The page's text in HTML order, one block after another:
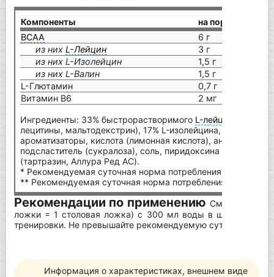
Компоненты
на порцию (9 г)
BCAA
6 г
из нихL-Лейцин
3 г
из них L-Изолейцин
1,5 г
из них L-Валин
1,5 г
L-Глютамин
0,7 г
Витамин В6
2 мг
Ингредиенты: 33% быстрорастворимого L-лейцин
лецитины, мальтодекстрин), 17% L-изолейцина, 17% L-
ароматизаторы, кислота (лимонная кислота),
подсластитель (сукралоза), соль, пиридоксина
(тартразин, Аллура Ред AC).
* Рекомендуемая суточная норма потребления для
** Рекомендуемая суточная норма потребления не
Рекомендации по применению Смешайте
ложки = 1 столовая ложка) с 300 мл воды в шейкере.
тренировки. Не превышайте рекомендуемую суточную дозу.
Информация о характеристиках, внешнем виде